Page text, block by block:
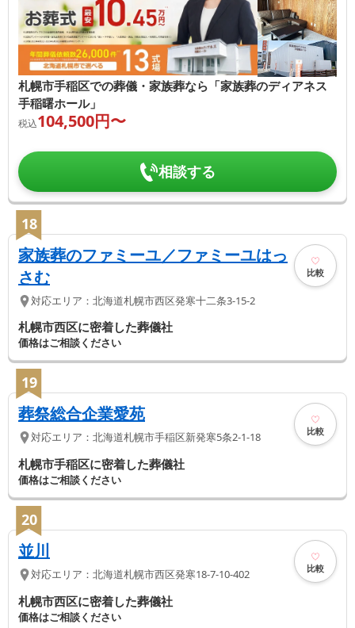
札幌市手稲区での葬儀・家族葬なら「家族葬のディアネス
手稲曙ホール」
税込104,500円〜
相談する
18
家族葬のファミーユ／ファミーユはっ
さむ
対応エリア： 北海道札幌市西区発寒十二条3-15-2
比較
札幌市西区に密着した葬儀社
価格はご相談ください
19
葬祭総合企業愛苑
対応エリア： 北海道札幌市手稲区新発寒5条2-1-18 比較
札幌市手稲区に密着した葬儀社
価格はご相談ください
20
並川
対応エリア： 北海道札幌市西区発寒18-7-10-402 比較
札幌市西区に密着した葬儀社
価格はご相談ください